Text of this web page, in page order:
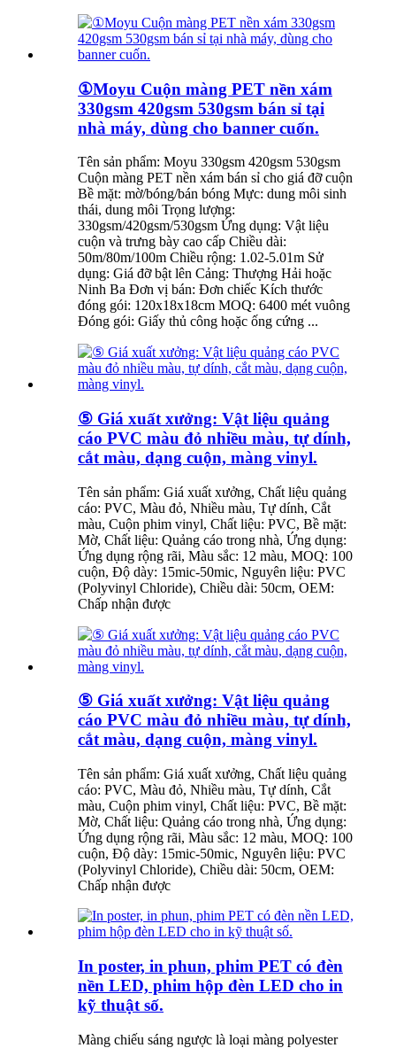
①Moyu Cuộn màng PET nền xám
330gsm 420gsm 530gsm bán sỉ tại
nhà máy, dùng cho banner cuốn.
Tên sản phẩm: Moyu 330gsm 420gsm 530gsm
Cuộn màng PET nền xám bán sỉ cho giá đỡ cuộn
Bề mặt: mờ/bóng/bán bóng Mực: dung môi sinh
thái, dung môi Trọng lượng:
330gsm/420gsm/530gsm Ứng dụng: Vật liệu
cuộn và trưng bày cao cấp Chiều dài:
50m/80m/100m Chiều rộng: 1.02-5.01m Sử
dụng: Giá đỡ bật lên Cảng: Thượng Hải hoặc
Ninh Ba Đơn vị bán: Đơn chiếc Kích thước
đóng gói: 120x18x18cm MOQ: 6400 mét vuông
Đóng gói: Giấy thủ công hoặc ống cứng ...
⑤ Giá xuất xưởng: Vật liệu quảng
cáo PVC màu đỏ nhiều màu, tự dính,
cắt màu, dạng cuộn, màng vinyl.
Tên sản phẩm: Giá xuất xưởng, Chất liệu quảng
cáo: PVC, Màu đỏ, Nhiều màu, Tự dính, Cắt
màu, Cuộn phim vinyl, Chất liệu: PVC, Bề mặt:
Mờ, Chất liệu: Quảng cáo trong nhà, Ứng dụng:
Ứng dụng rộng rãi, Màu sắc: 12 màu, MOQ: 100
cuộn, Độ dày: 15mic-50mic, Nguyên liệu: PVC
(Polyvinyl Chloride), Chiều dài: 50cm, OEM:
Chấp nhận được
⑤ Giá xuất xưởng: Vật liệu quảng
cáo PVC màu đỏ nhiều màu, tự dính,
cắt màu, dạng cuộn, màng vinyl.
Tên sản phẩm: Giá xuất xưởng, Chất liệu quảng
cáo: PVC, Màu đỏ, Nhiều màu, Tự dính, Cắt
màu, Cuộn phim vinyl, Chất liệu: PVC, Bề mặt:
Mờ, Chất liệu: Quảng cáo trong nhà, Ứng dụng:
Ứng dụng rộng rãi, Màu sắc: 12 màu, MOQ: 100
cuộn, Độ dày: 15mic-50mic, Nguyên liệu: PVC
(Polyvinyl Chloride), Chiều dài: 50cm, OEM:
Chấp nhận được
In poster, in phun, phim PET có đèn
nền LED, phim hộp đèn LED cho in
kỹ thuật số.
Màng chiếu sáng ngược là loại màng polyester